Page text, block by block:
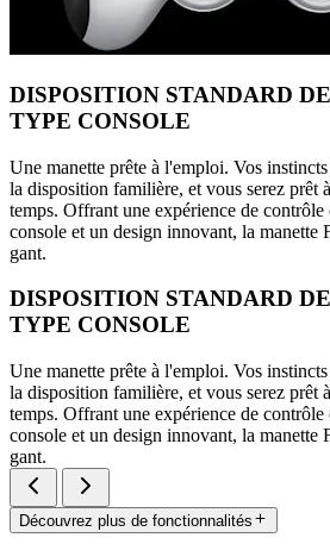
DISPOSITION STANDARD
TYPE CONSOLE
Une manette prête à l'emploi. Vos
la disposition familière, et vous serez prêt
temps. Offrant une expérience de
console et un design innovant, la manette
gant.
DISPOSITION STANDARD
TYPE CONSOLE
Une manette prête à l'emploi. Vos
la disposition familière, et vous serez prêt
temps. Offrant une expérience de
console et un design innovant, la manette
gant.
Découvrez plus de fonctionnalités